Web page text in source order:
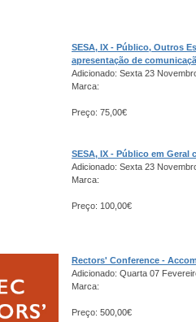
SESA, IX - Público, Outros
apresentação de
Adicionado: Sexta 23
Marca:
Preço: 75,00€
SESA, IX - Público em
Adicionado: Sexta 23
Marca:
Preço: 100,00€
Rectors' Conference -
Adicionado: Quarta 07
Marca:
Preço: 500,00€